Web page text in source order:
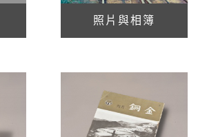
照片與相簿